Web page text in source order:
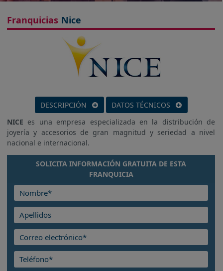
Franquicias Nice
DESCRIPCIÓN
DATOS TÉCNICOS
NICE es una empresa especializada en la distribución de
joyería y accesorios de gran magnitud y seriedad a nivel
nacional e internacional.
SOLICITA INFORMACIÓN GRATUITA DE ESTA
FRANQUICIA